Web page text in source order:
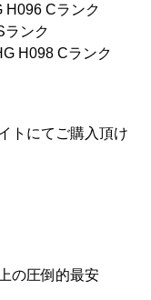
H096 Cランク
ランク
H098 Cランク
トにてご購入頂け
の圧倒的最安